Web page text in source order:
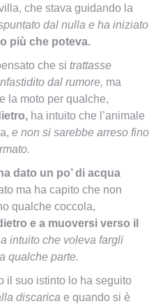
che stava guidando la
dal nulla e ha iniziato
più che poteva.
che si trattasse
dal rumore, ma
la moto per qualche,
ha intuito che l’animale
e non si sarebbe arreso fino
ha dato un po’ di acqua
ma ha capito che non
qualche coccola,
e a muoversi verso il
intuito che voleva fargli
qualche parte.
il suo istinto lo ha seguito
discarica e quando si è